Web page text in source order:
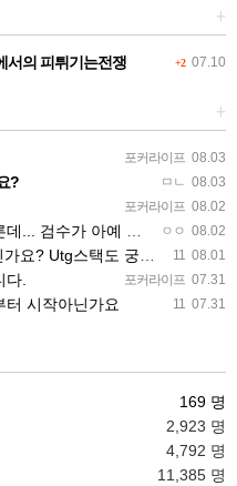
+
+2 07.10
서의 피튀기는전쟁
+
포커라이프 08.03
ㅁㄴ 08.03
?
포커라이프 08.02
ㅇㅇ 08.02
안되고 올라오나봐요
11 08.01
Utg스택도 궁금하네요
포커라이프 07.31
.
11 07.31
터 시작아닌가요
169 명
2,923 명
4,792 명
11,385 명